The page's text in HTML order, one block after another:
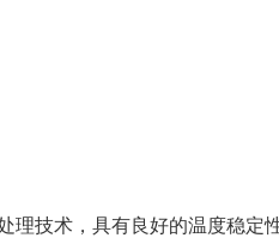
理技术，具有良好的温度稳